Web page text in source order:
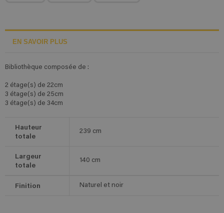
EN SAVOIR PLUS
Bibliothèque composée de :
2 étage(s) de 22cm
3 étage(s) de 25cm
3 étage(s) de 34cm
Hauteur
totale
239 cm
Largeur
totale
140 cm
Finition Naturel et noir